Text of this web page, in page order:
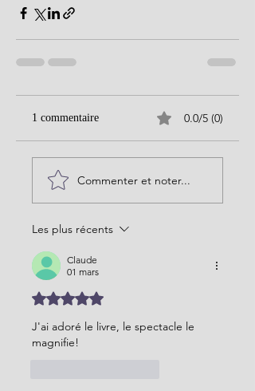
1 commentaire 0.0/5 (0)
Commenter et noter...
Les plus récents
Claude
01 mars
Noté 5 étoiles sur 5.
J'ai adoré le livre, le spectacle le
magnifie!